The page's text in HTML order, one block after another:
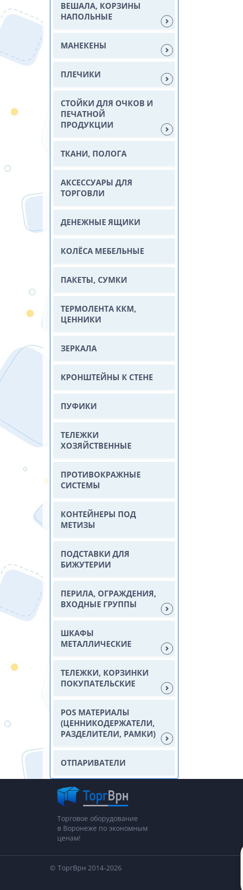
ВЕШАЛА, КОРЗИНЫ
НАПОЛЬНЫЕ
МАНЕКЕНЫ
ПЛЕЧИКИ
СТОЙКИ ДЛЯ ОЧКОВ И
ПЕЧАТНОЙ
ПРОДУКЦИИ
ТКАНИ, ПОЛОГА
АКСЕССУАРЫ ДЛЯ
ТОРГОВЛИ
ДЕНЕЖНЫЕ ЯЩИКИ
КОЛЁСА МЕБЕЛЬНЫЕ
ПАКЕТЫ, СУМКИ
ТЕРМОЛЕНТА ККМ,
ЦЕННИКИ
ЗЕРКАЛА
КРОНШТЕЙНЫ К СТЕНЕ
ПУФИКИ
ТЕЛЕЖКИ
ХОЗЯЙСТВЕННЫЕ
ПРОТИВОКРАЖНЫЕ
СИСТЕМЫ
КОНТЕЙНЕРЫ ПОД
МЕТИЗЫ
ПОДСТАВКИ ДЛЯ
БИЖУТЕРИИ
ПЕРИЛА, ОГРАЖДЕНИЯ,
ВХОДНЫЕ ГРУППЫ
ШКАФЫ
МЕТАЛЛИЧЕСКИЕ
ТЕЛЕЖКИ, КОРЗИНКИ
ПОКУПАТЕЛЬСКИЕ
POS МАТЕРИАЛЫ
(ЦЕННИКОДЕРЖАТЕЛИ,
РАЗДЕЛИТЕЛИ, РАМКИ)
ОТПАРИВАТЕЛИ
Торговое оборудование
в Воронеже по экономным
ценам!
© ТоргВрн 2014-2026